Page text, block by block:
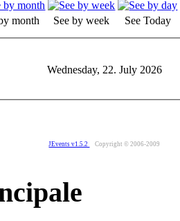
month See by week
See Today
Wednesday, 22. July 2026
JEvents v1.5.2 Copyright © 2006-2009